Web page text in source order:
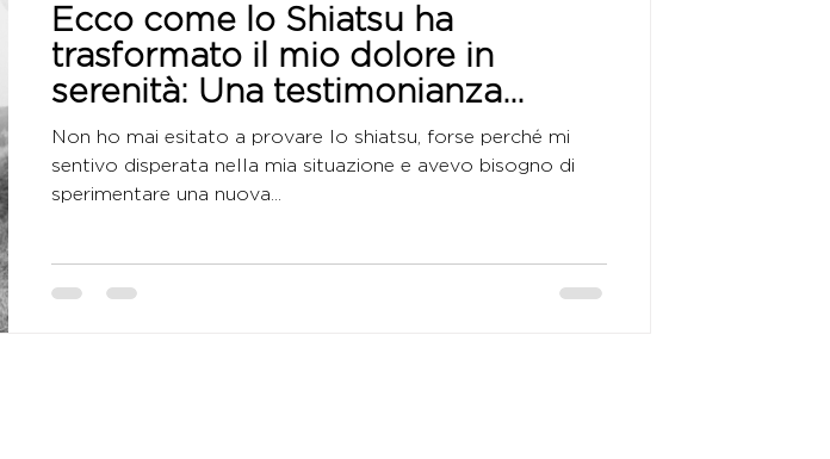
Ecco come lo Shiatsu ha
trasformato il mio dolore in
serenità: Una testimonianza
toccante
Non ho mai esitato a provare lo shiatsu, forse perché mi
sentivo disperata nella mia situazione e avevo bisogno di
sperimentare una nuova...